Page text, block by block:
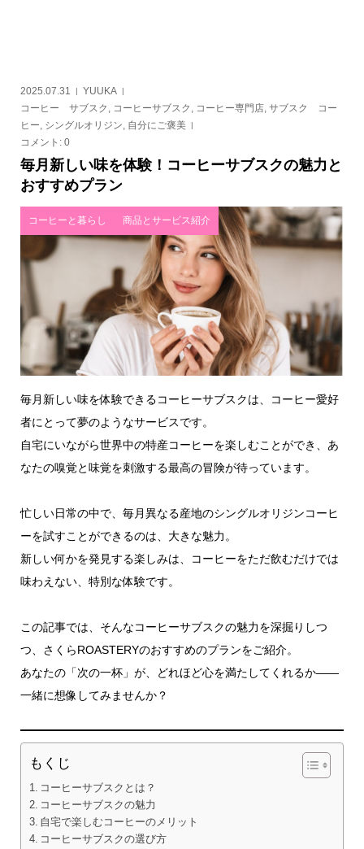
2025.07.31
YUUKA
コーヒー サブスク , コーヒーサブスク , コーヒー専門店, サブスク コー
ヒー, シングルオリジン, 自分にご褒美
コメント: 0
毎月新しい味を体験！コーヒーサブスクの魅力と
おすすめプラン
コーヒーと暮らし 商品とサービス紹介
毎月新しい味を体験できるコーヒーサブスクは、コーヒー愛好
者にとって夢のようなサービスです。
自宅にいながら世界中の特産コーヒーを楽しむことができ、あ
なたの嗅覚と味覚を刺激する最高の冒険が待っています。
忙しい日常の中で、毎月異なる産地のシングルオリジンコーヒ
ーを試すことができるのは、大きな魅力。
新しい何かを発見する楽しみは、コーヒーをただ飲むだけでは
味わえない、特別な体験です。
この記事では、そんなコーヒーサブスクの魅力を深掘りしつ
つ、さくらROASTERYのおすすめのプランをご紹介。
あなたの「次の一杯」が、どれほど心を満たしてくれるか——
一緒に想像してみませんか？
もくじ
コーヒーサブスクとは？
コーヒーサブスクの魅力
自宅で楽しむコーヒーのメリット
コーヒーサブスクの選び方